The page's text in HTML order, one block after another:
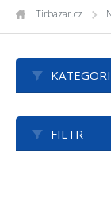
Tirbazar.cz
FILTR